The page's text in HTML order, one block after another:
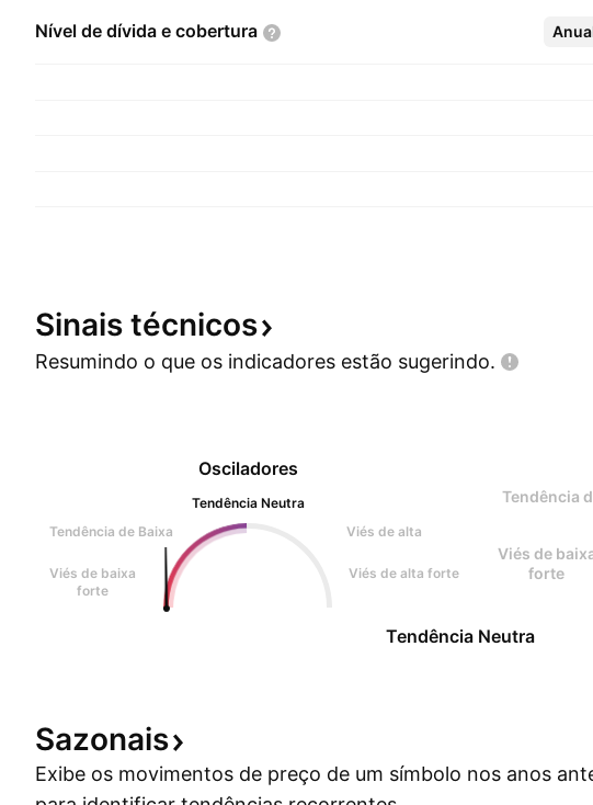
Nível de dívida e cobertura Mais
Sinais técnicos
Resumindo o que os indicadores estão sugerindo.
Osciladores
Tendência Neutra
Tendência de Baixa
Viés de alta
Viés de baixa
forte
Viés de alta forte
Tendência Neutra
Tendência
Viés de
forte
Sazonais
Exibe os movimentos de preço de um símbolo nos anos